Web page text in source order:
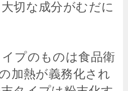
切な成分がむだに
プのものは食品衛
加熱が義務化され